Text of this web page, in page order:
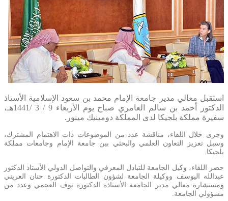
استقبل معالي مدير جامعة الإمام محمد بن سعود الإسلامية الأستاذ
الدكتور أحمد بن سالم العامري صباح يوم الأربعاء 9 / 3 /1441هـ،
سفيرة مملكة بلجيكا لدى المملكة دومينيك مينور.
وجرى خلال اللقاء، مناقشة عدد من الموضوعات ذات الاهتمام المشترك،
وسبل تعزيز التعاون العلمي والبحثي بين جامعة الإمام وجامعات مملكة
بلجيكا.
حضر اللقاء، وكيل الجامعة للتبادل المعرفي والتواصل الدولي الأستاذ الدكتور
عبدالله اليوسف ووكيلة الجامعة لشؤون الطالبات الدكتورة حنان العريني
ومستشارة معالي مدير الجامعة الأستاذة الدكتورة نوف العجمي وعدد من
مسؤولي الجامعة.